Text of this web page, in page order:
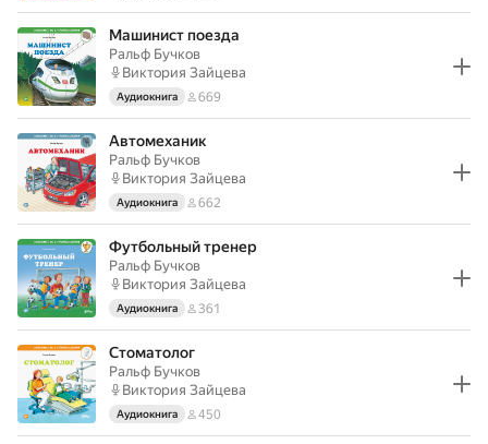
Машинист поезда
Ральф Бучков
Виктория Зайцева
Аудиокнига 669
Автомеханик
Ральф Бучков
Виктория Зайцева
Аудиокнига 662
Футбольный тренер
Ральф Бучков
Виктория Зайцева
Аудиокнига 361
Стоматолог
Ральф Бучков
Виктория Зайцева
Аудиокнига 450